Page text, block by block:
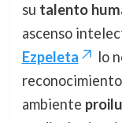
su talento
ascenso
Ezpeleta
lo
ambiente